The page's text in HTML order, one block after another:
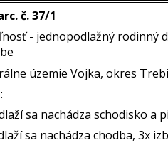
č. 37/1
- jednopodlažný rodinný
územie Vojka, okres
sa nachádza schodisko a
sa nachádza chodba, 3x